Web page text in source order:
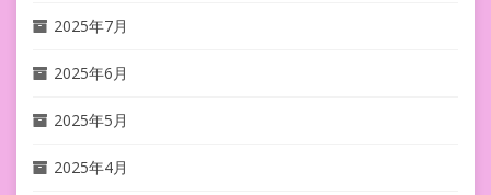
2025年7月
2025年6月
2025年5月
2025年4月